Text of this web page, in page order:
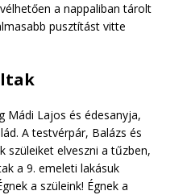
a nappaliban tárolt
pusztítást vitte
Mádi Lajos és édesanyja,
A testvérpár, Balázs és
szüleiket elveszni a tűzben,
a 9. emeleti lakásuk
a szüleink! Égnek a